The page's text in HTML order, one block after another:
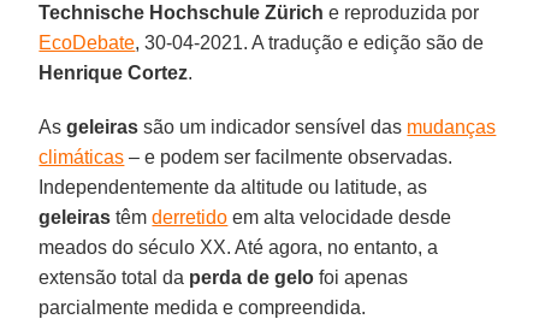
Technische Hochschule Zürich e reproduzida por
EcoDebate, 30-04-2021. A tradução e edição são de
Henrique Cortez.
Asgeleiras são um indicador sensível das mudanças
climáticas – e podem ser facilmente observadas.
Independentemente da altitude ou latitude, as
geleiras têmderretido em alta velocidade desde
meados do século XX. Até agora, no entanto, a
extensão total da perda de gelo foi apenas
parcialmente medida e compreendida.